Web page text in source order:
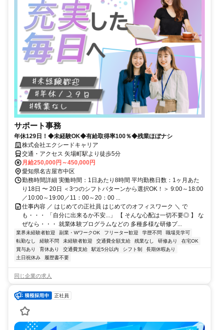
サポート事務
年休129日！◆未経験OK◆有給取得率100％◆残業ほぼナシ
株式会社エクシードキャリア
交通・アクセス 矢場町駅より徒歩5分
月給250,000円～450,000円
愛知県名古屋市中区
勤務時間詳細 実働時間：1日あたり8時間 平均勤務日数：1ヶ月あた
り18日 〜 20日 ＜3つのシフトパターンから選択OK！＞ 9:00～18:00
／10:00～19:00／11：00～20：00 ...
仕事内容 ／ はじめての正社員 はじめてのオフィスワーク ＼ で
も・・・ 「自分に出来るか不安...」 【 そんな心配は一切不要◎ 】 な
ぜなら・・・ 就業体験プログラムなどの 多種多様な研修プ...
業界未経験者歓迎 副業・WワークOK フリーター歓迎 学歴不問
職場見学可
転勤なし
経験不問 未経験者歓迎 交通費全額支給 残業なし 研修あり
在宅OK
賞与あり
育休あり 交通費支給 駅近5分以内 シフト制
長期休暇あり
土日祝休み
履歴書不要
同じ企業の求人
正社員